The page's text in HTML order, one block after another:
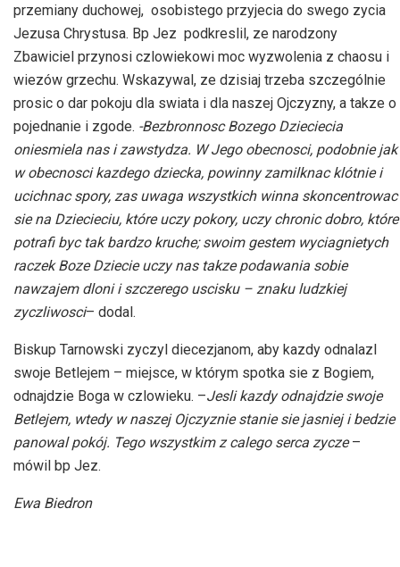
przemiany duchowej, osobistego przyjecia do swego zycia
Jezusa Chrystusa. Bp Jez podkreslil, ze narodzony
Zbawiciel przynosi czlowiekowi moc wyzwolenia z chaosu i
wiezów grzechu. Wskazywal, ze dzisiaj trzeba szczególnie
prosic o dar pokoju dla swiata i dla naszej Ojczyzny, a takze o
pojednanie i zgode. -Bezbronnosc Bozego Dzieciecia
oniesmiela nas i zawstydza. W Jego obecnosci, podobnie jak
w obecnosci kazdego dziecka, powinny zamilknac klótnie i
ucichnac spory, zas uwaga wszystkich winna skoncentrowac
sie na Dziecieciu, które uczy pokory, uczy chronic dobro, które
potrafi byc tak bardzo kruche; swoim gestem wyciagnietych
raczek Boze Dziecie uczy nas takze podawania sobie
nawzajem dloni i szczerego uscisku – znaku ludzkiej
zyczliwosci– dodal.
Biskup Tarnowski zyczyl diecezjanom, aby kazdy odnalazl
swoje Betlejem – miejsce, w którym spotka sie z Bogiem,
odnajdzie Boga w czlowieku. –Jesli kazdy odnajdzie swoje
Betlejem, wtedy w naszej Ojczyznie stanie sie jasniej i bedzie
panowal pokój. Tego wszystkim z calego serca zycze–
mówil bp Jez.
Ewa Biedron